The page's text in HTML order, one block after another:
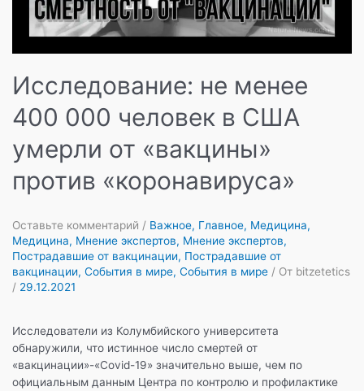
«вакцина»
увеличивает
заболеваемости
первые
Исследование: не менее
400 000 человек в США
умерли от «вакцины»
против «коронавируса»
Оставьте комментарий / Важное, Главное, Медицина,
Медицина, Мнение экспертов, Мнение экспертов,
Пострадавшие от вакцинации, Пострадавшие от
вакцинации, События в мире, События в мире / От bitzetetics
/ 29.12.2021
Исследователи из Колумбийского университета
обнаружили, что истинное число смертей от
«вакцинации»-«Covid-19» значительно выше, чем по
официальным данным Центра по контролю и профилактике